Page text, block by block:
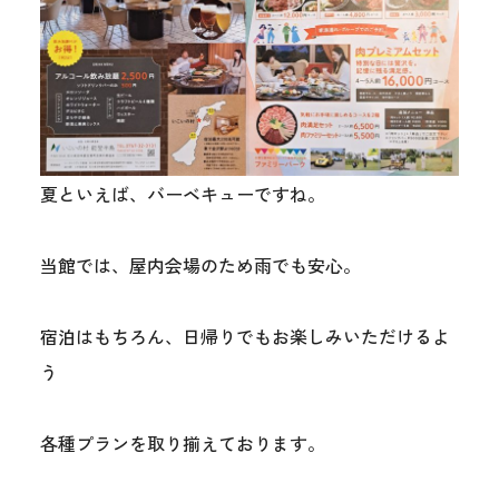
夏といえば、バーベキューですね。
当館では、屋内会場のため雨でも安心。
宿泊はもちろん、日帰りでもお楽しみいただけるよ
う
各種プランを取り揃えております。